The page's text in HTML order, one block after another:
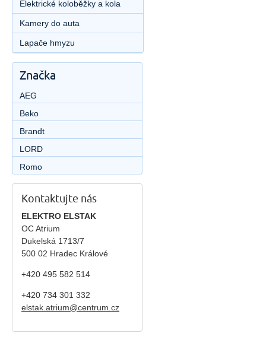
Elektrické koloběžky a kola
Kamery do auta
Lapače hmyzu
Značka
AEG
Beko
Brandt
LORD
Romo
Kontaktujte nás
ELEKTRO ELSTAK
OC Atrium
Dukelská 1713/7
500 02 Hradec Králové
+420 495 582 514
+420 734 301 332
elstak.atrium@centrum.cz